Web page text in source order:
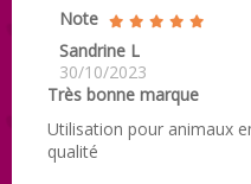
Note
Sandrine L
30/10/2023
Très bonne marque
Utilisation pour animaux
qualité